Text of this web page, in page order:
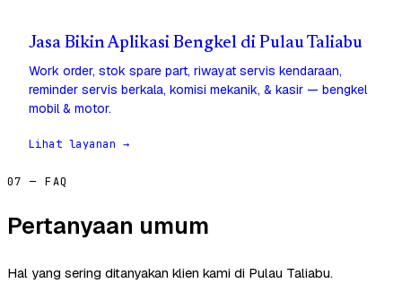
Jasa Bikin Aplikasi Bengkel di Pulau Taliabu
Work order, stok spare part, riwayat servis kendaraan,
reminder servis berkala, komisi mekanik, & kasir — bengkel
mobil & motor.
Lihat layanan →
07 — FAQ
Pertanyaan umum
Hal yang sering ditanyakan klien kami di Pulau Taliabu.